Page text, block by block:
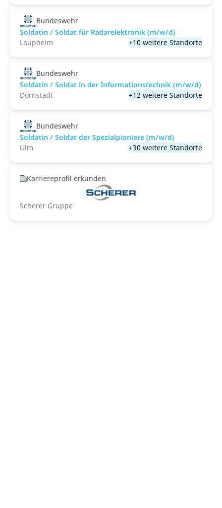
Bundeswehr
Soldatin / Soldat für Radarelektronik (m/w/d)
Laupheim
+10 weitere Standorte
Bundeswehr
Soldatin / Soldat in der Infor­mations­technik (m/w/d)
Dornstadt
+12 weitere Standorte
Bundeswehr
Soldatin / Soldat der Spezialpioniere (m/w/d)
Ulm
+30 weitere Standorte
Karriereprofil erkunden
Scherer Gruppe